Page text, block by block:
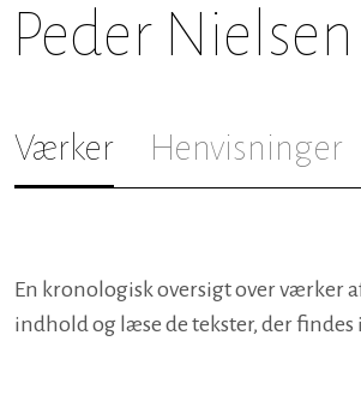
Peder
Værker Henvisninger
En kronologisk oversigt over værker
indhold og læse de tekster, der